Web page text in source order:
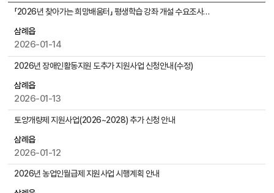
물
색사
게
물
록
으
「2026년 찾아가는 희망배움터」 평생학습 강좌 개설 수요조사 안내
삼례읍
2026-01-14
2026년 장애인활동지원 도추가 지원사업 신청안내(수정)
삼례읍
2026-01-13
토양개량제 지원사업(2026~2028) 추가 신청 안내
삼례읍
2026-01-12
2026년 농업인월급제 지원사업 시행계획 안내